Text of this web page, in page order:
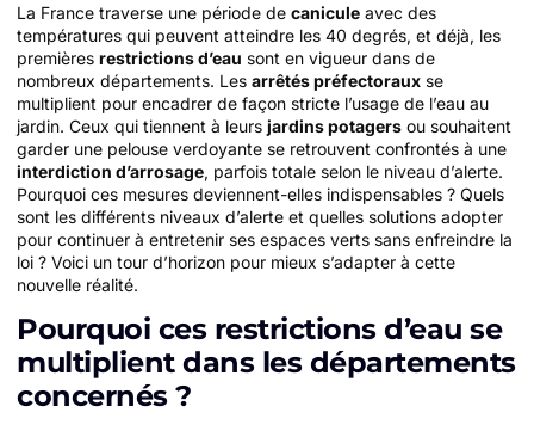
La France traverse une période de canicule avec des
températures qui peuvent atteindre les 40 degrés, et déjà, les
premières restrictions d’eau sont en vigueur dans de
nombreux départements. Les arrêtés préfectoraux se
multiplient pour encadrer de façon stricte l’usage de l’eau au
jardin. Ceux qui tiennent à leurs jardins potagers ou souhaitent
garder une pelouse verdoyante se retrouvent confrontés à une
interdiction d’arrosage, parfois totale selon le niveau d’alerte.
Pourquoi ces mesures deviennent-elles indispensables ? Quels
sont les différents niveaux d’alerte et quelles solutions adopter
pour continuer à entretenir ses espaces verts sans enfreindre la
loi ? Voici un tour d’horizon pour mieux s’adapter à cette
nouvelle réalité.
Pourquoi ces restrictions d’eau se
multiplient dans les départements
concernés ?